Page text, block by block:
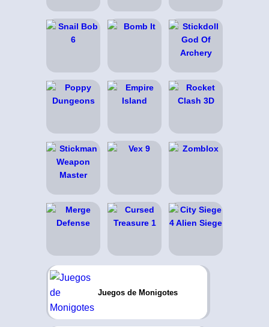
Juegos de Monigotes